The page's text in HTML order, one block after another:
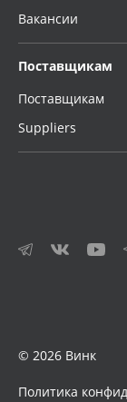
Вакансии
Поставщикам
Поставщикам
Suppliers
© 2026 Винк
Политика